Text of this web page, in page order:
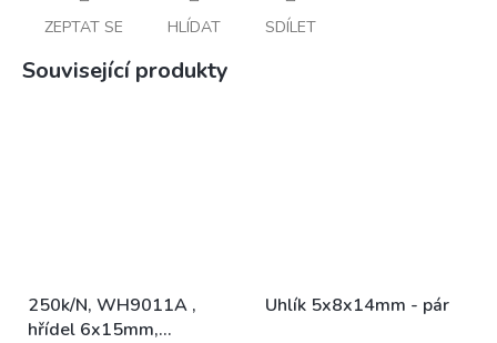
ZEPTAT SE HLÍDAT SDÍLET
Související produkty
250k/N, WH9011A ,
hřídel 6x15mm,
Uhlík 5x8x14mm - pár